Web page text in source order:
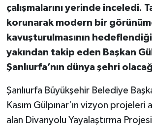
çalışmalarını yerinde inceledi.
korunarak modern bir
kavuşturulmasının
yakından takip eden Başkan
Şanlıurfa’nın dünya şehri
Şanlıurfa Büyükşehir Belediye
Kasım Gülpınar’ın vizyon projeleri
alan Divanyolu Yayalaştırma Projesi,